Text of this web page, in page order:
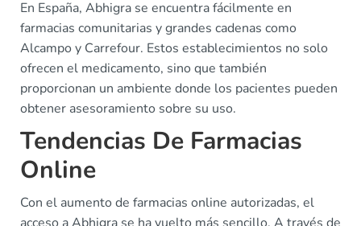
En España, Abhigra se encuentra fácilmente en
farmacias comunitarias y grandes cadenas como
Alcampo y Carrefour. Estos establecimientos no solo
ofrecen el medicamento, sino que también
proporcionan un ambiente donde los pacientes pueden
obtener asesoramiento sobre su uso.
Tendencias De Farmacias
Online
Con el aumento de farmacias online autorizadas, el